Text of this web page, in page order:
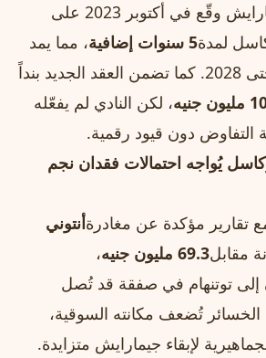
جدير بالذكر أن جيمارايش وقّع في أكتوبر 2023 على
لمدة5 سنوات إضافية
، مما يمد
ربطه بالماكباييس حتى 2028. كما تضمن العقد الجديد بنداً
جنيه
، لكن النادي لم يفعّله
التفاوض دون قيود رقمية.
يُواجه احتمالات فقدان نجم
تقارير مؤكدة عن مغادرةأنتوني
مقابل69.3 مليون جنيه
،
إلى توتنهام في صفقة قد تُصل
تُضعف مكانته السوقية،
لإبقاء جيمارايش متزايدة.